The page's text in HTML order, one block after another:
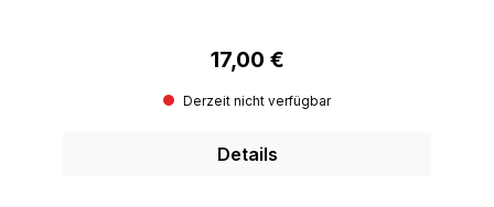
Regulärer Preis:
17,00 €
Derzeit nicht verfügbar
Details